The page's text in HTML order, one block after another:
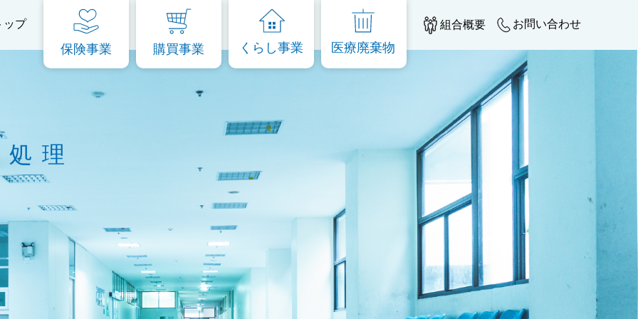
ップ
保険事業 購買事業 くらし事業 医療廃棄物
組合概要 お問い合わせ
理